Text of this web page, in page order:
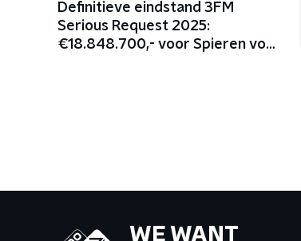
Definitieve eindstand 3FM
Serious Request 2025:
€18.848.700,- voor Spieren voor
WE WANT